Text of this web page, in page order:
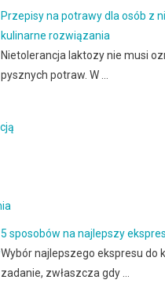
Przepisy na potrawy dla osób z
kulinarne rozwiązania
Nietolerancja laktozy nie musi
pysznych potraw. W …
5 sposobów na najlepszy
Wybór najlepszego ekspresu do
zadanie, zwłaszcza gdy …